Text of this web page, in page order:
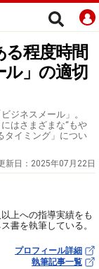
程度時間
」の適切
ジネスメール」。
はさまざまな“もや
タイミング」につい
新日： 2025年07月22日
上への指導実績をも
書を執筆している。
プロフィール詳細
執筆記事一覧